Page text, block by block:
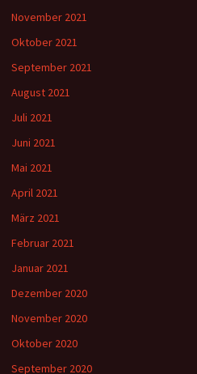
November 2021
Oktober 2021
September 2021
August 2021
Juli 2021
Juni 2021
Mai 2021
April 2021
März 2021
Februar 2021
Januar 2021
Dezember 2020
November 2020
Oktober 2020
September 2020